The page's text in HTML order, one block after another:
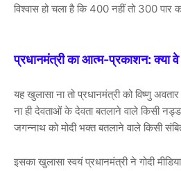
विश्वास हो चला है कि 400 नहीं तो 300 पार
प्रधानमंत्री का आत्म-प्रकाशन: क्या
यह खुलासा ना तो प्रधानमंत्री को विष्णु
ना ही देवताओं के देवता बतलाने वाले किसी
जगन्नाथ को मोदी भक्त बतलाने वाले किसी
इसका खुलासा स्वयं प्रधानमंत्री ने गोदी